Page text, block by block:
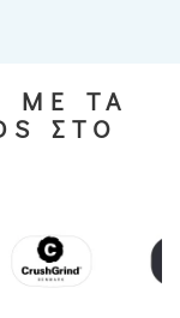
ΜΕ ΤΑ
ΣΤΟ